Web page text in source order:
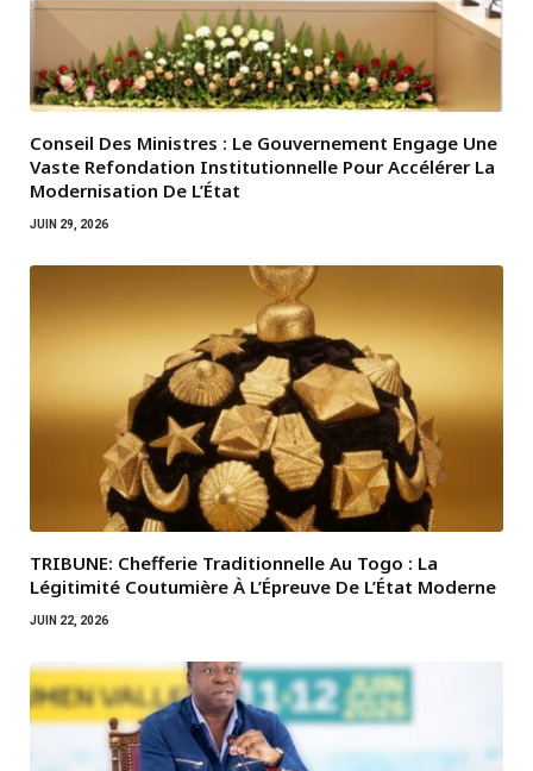
Conseil Des Ministres : Le Gouvernement Engage Une
Vaste Refondation Institutionnelle Pour Accélérer La
Modernisation De L’État
JUIN 29, 2026
TRIBUNE: Chefferie Traditionnelle Au Togo : La
Légitimité Coutumière À L’Épreuve De L’État Moderne
JUIN 22, 2026